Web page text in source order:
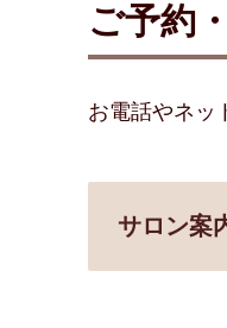
ご予約
お電話やネッ
サロン案